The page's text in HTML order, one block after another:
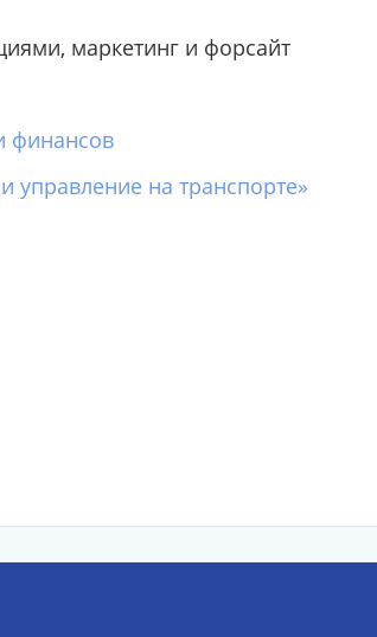
маркетинг и форсайт
финансов
управление на транспорте»